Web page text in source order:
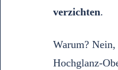
verzichten.
Warum? Nein,
Hochglanz-